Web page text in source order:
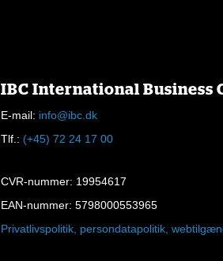
IBC International Business
E-mail: info@ibc.dk
Tlf.: (+45) 72 24 17 00
CVR-nummer: 19954617
EAN-nummer: 5798000553965
Privatlivspolitik, persondatapolitik,